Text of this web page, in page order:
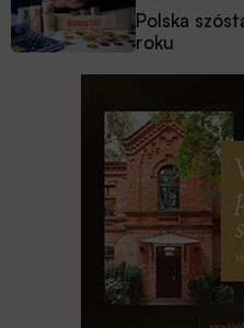
Polska
roku